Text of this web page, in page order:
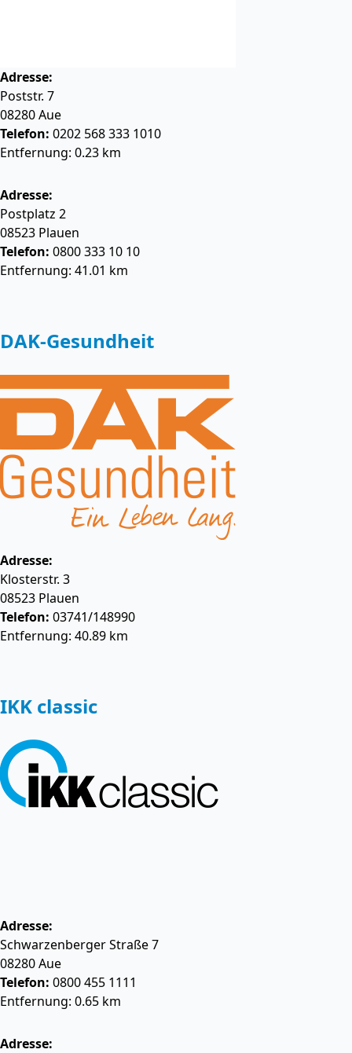
Adresse:
Poststr. 7
08280Aue
Telefon: 0202 568 333 1010
Entfernung: 0.23 km
Adresse:
Postplatz 2
08523 Plauen
Telefon: 0800 333 10 10
Entfernung: 41.01 km
DAK-Gesundheit
Adresse:
Klosterstr. 3
08523 Plauen
Telefon: 03741/148990
Entfernung: 40.89 km
IKK classic
Adresse:
Schwarzenberger Straße 7
08280Aue
Telefon: 0800 455 1111
Entfernung: 0.65 km
Adresse: